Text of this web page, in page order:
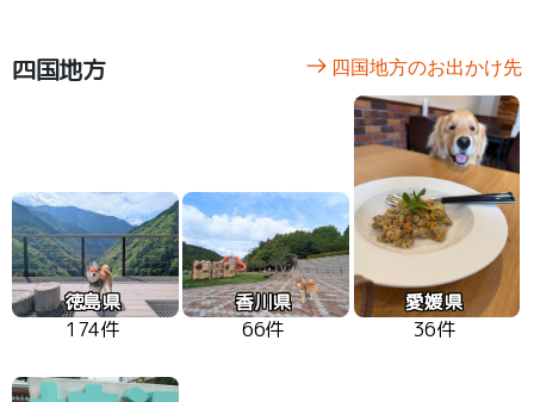
四国地方 四国地方のお出かけ先
徳島県
174件
香川県
66件
愛媛県
36件